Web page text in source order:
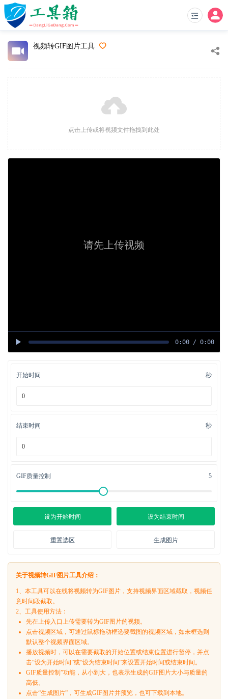
视频转GIF图片工具
点击上传或将视频文件拖拽到此处
请先上传视频
▶ 0:00/ 0:00
开始时间 秒
结束时间 秒
GIF质量控制 5
设为开始时间 设为结束时间
重置选区 生成图片
关于视频转GIF图片工具介绍：
1、本工具可以在线将视频转为GIF图片，支持视频界面区域截取，视频任
意时间段截取。
2、工具使用方法：
先在上传入口上传需要转为GIF图片的视频。
点击视频区域，可通过鼠标拖动框选要截图的视频区域，如未框选则
默认整个视频界面区域。
播放视频时，可以在需要截取的开始位置或结束位置进行暂停，并点
击“设为开始时间”或“设为结束时间”来设置开始时间或结束时间。
GIF质量控制”功能，从小到大，也表示生成的GIF图片大小与质量的
高低。
点击“生成图片”，可生成GIF图片并预览，也可下载到本地。